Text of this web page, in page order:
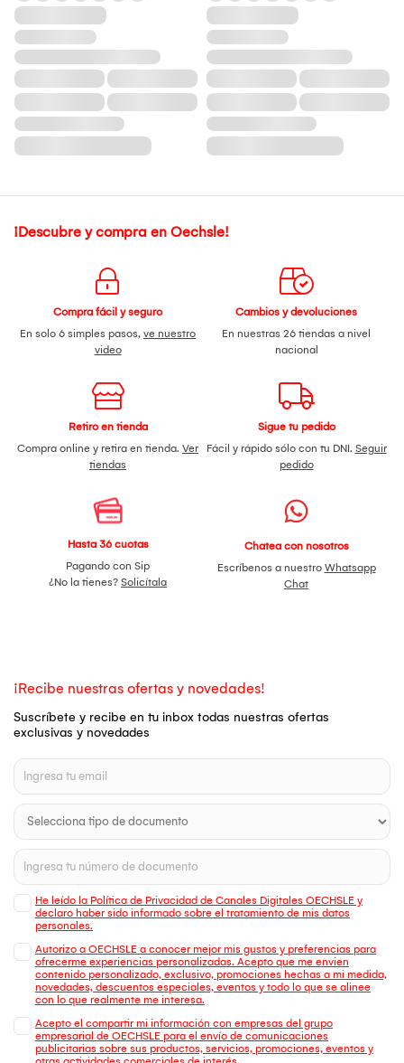
¡Descubre y compra en Oechsle!
Compra fácil y seguro
En solo 6 simples pasos, ve nuestro
video
Cambios y devoluciones
En nuestras 26 tiendas a nivel
nacional
Retiro en tienda
Compra online y retira en tienda. Ver
tiendas
Sigue tu pedido
Fácil y rápido sólo con tu DNI. Seguir
pedido
Hasta 36 cuotas
Pagando con Sip
¿No la tienes? Solicítala
Chatea con nosotros
Escríbenos a nuestro Whatsapp
Chat
¡Recibe nuestras ofertas y novedades!
Suscríbete y recibe en tu inbox todas nuestras ofertas
exclusivas y novedades
He leído la Política de Privacidad de Canales Digitales OECHSLE y
declaro haber sido informado sobre el tratamiento de mis datos
personales.
Autorizo a OECHSLE a conocer mejor mis gustos y preferencias para
ofrecerme experiencias personalizadas. Acepto que me envien
contenido personalizado, exclusivo, promociones hechas a mi medida,
novedades, descuentos especiales, eventos y todo lo que se alinee
con lo que realmente me interesa.
Acepto el compartir mi información con empresas del grupo
empresarial de OECHSLE para el envío de comunicaciones
publicitarias sobre sus productos, servicios, promociones, eventos y